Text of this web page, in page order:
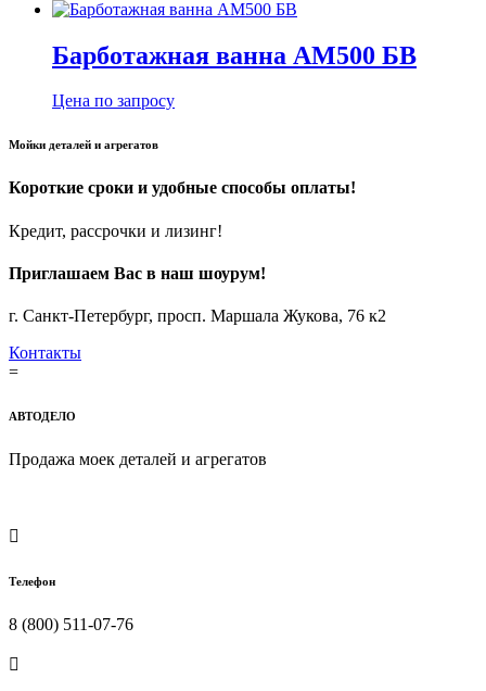
Барботажная ванна АМ500 БВ
Цена по запросу
Мойки деталей и агрегатов
Короткие сроки и удобные способы оплаты!
Кредит, рассрочки и лизинг!
Приглашаем Вас в наш шоурум!
г. Санкт-Петербург, просп. Маршала Жукова, 76 к2
Контакты
=
АВТОДЕЛО
Продажа моек деталей и агрегатов

Телефон
8 (800) 511-07-76
